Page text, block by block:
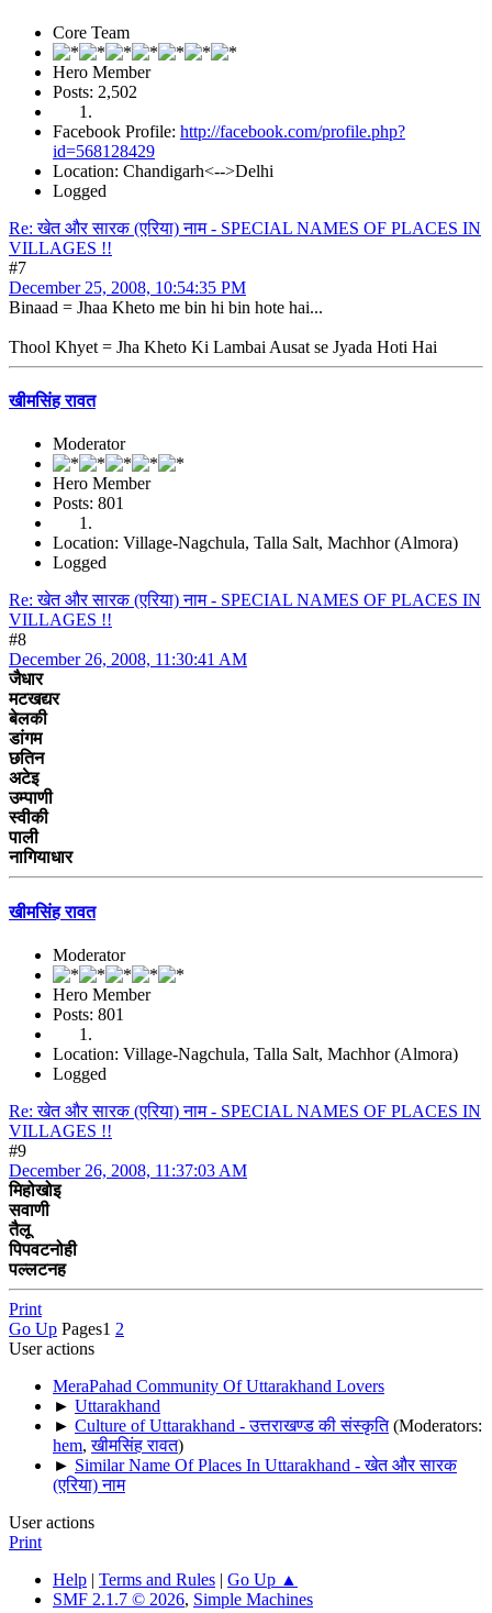
Core Team
Hero Member
Posts: 2,502
Facebook Profile: http://facebook.com/profile.php?
id=568128429
Location: Chandigarh<-->Delhi
Logged
Re: खेत और सारक (एरिया) नाम - SPECIAL NAMES OF PLACES IN
VILLAGES !!
#7
December 25, 2008, 10:54:35 PM
Binaad = Jhaa Kheto me bin hi bin hote hai...
Thool Khyet = Jha Kheto Ki Lambai Ausat se Jyada Hoti Hai
खीमसिंह रावत
Moderator
Hero Member
Posts: 801
Location: Village-Nagchula, Talla Salt, Machhor (Almora)
Logged
Re: खेत और सारक (एरिया) नाम - SPECIAL NAMES OF PLACES IN
VILLAGES !!
#8
December 26, 2008, 11:30:41 AM
जैधार
मटखद्यर
बेलकी
डांगम
छतिन
अटेइ
उम्पाणी
स्वीकी
पाली
नागियाधार
खीमसिंह रावत
Moderator
Hero Member
Posts: 801
Location: Village-Nagchula, Talla Salt, Machhor (Almora)
Logged
Re: खेत और सारक (एरिया) नाम - SPECIAL NAMES OF PLACES IN
VILLAGES !!
#9
December 26, 2008, 11:37:03 AM
मिहोखोइ
सवाणी
तैलू
पिपवटनोही
पल्लटनह
Print
Go Up Pages1 2
User actions
MeraPahad Community Of Uttarakhand Lovers
► Uttarakhand
► Culture of Uttarakhand - उत्तराखण्ड की संस्कृति (Moderators:
hem,खीमसिंह रावत)
► Similar Name Of Places In Uttarakhand - खेत और सारक
(एरिया) नाम
User actions
Print
Help | Terms and Rules | Go Up ▲
SMF 2.1.7 © 2026, Simple Machines